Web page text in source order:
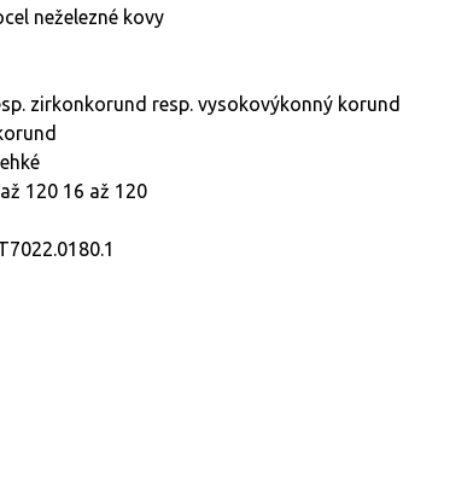
neželezné kovy
zirkonkorund resp. vysokovýkonný korund
120 16 až 120